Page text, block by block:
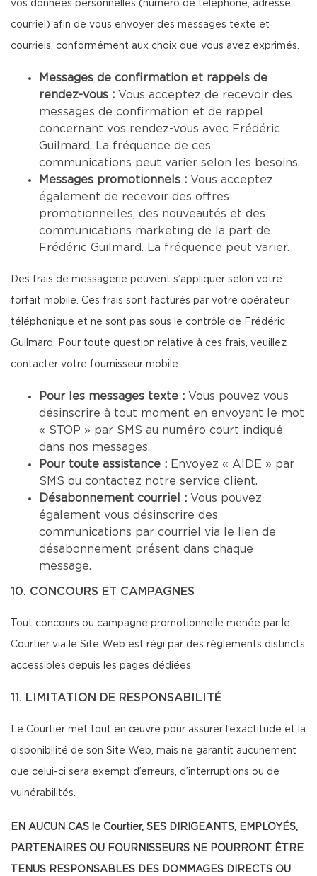
vos données personnelles (numéro de téléphone, adresse
courriel) afin de vous envoyer des messages texte et
courriels, conformément aux choix que vous avez exprimés.
Messages de confirmation et rappels de
rendez-vous : Vous acceptez de recevoir des
messages de confirmation et de rappel
concernant vos rendez-vous avec Frédéric
Guilmard. La fréquence de ces
communications peut varier selon les besoins.
Messages promotionnels : Vous acceptez
également de recevoir des offres
promotionnelles, des nouveautés et des
communications marketing de la part de
Frédéric Guilmard. La fréquence peut varier.
Des frais de messagerie peuvent s’appliquer selon votre
forfait mobile. Ces frais sont facturés par votre opérateur
téléphonique et ne sont pas sous le contrôle de Frédéric
Guilmard. Pour toute question relative à ces frais, veuillez
contacter votre fournisseur mobile.
Pour les messages texte : Vous pouvez vous
désinscrire à tout moment en envoyant le mot
« STOP » par SMS au numéro court indiqué
dans nos messages.
Pour toute assistance : Envoyez « AIDE » par
SMS ou contactez notre service client.
Désabonnement courriel : Vous pouvez
également vous désinscrire des
communications par courriel via le lien de
désabonnement présent dans chaque
message.
10. CONCOURS ET CAMPAGNES
Tout concours ou campagne promotionnelle menée par le
Courtier via le Site Web est régi par des règlements distincts
accessibles depuis les pages dédiées.
11. LIMITATION DE RESPONSABILITÉ
Le Courtier met tout en œuvre pour assurer l’exactitude et la
disponibilité de son Site Web, mais ne garantit aucunement
que celui-ci sera exempt d’erreurs, d’interruptions ou de
vulnérabilités.
EN AUCUN CAS le Courtier, SES DIRIGEANTS, EMPLOYÉS,
PARTENAIRES OU FOURNISSEURS NE POURRONT ÊTRE
TENUS RESPONSABLES DES DOMMAGES DIRECTS OU